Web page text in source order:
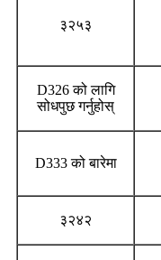
३२५३
D326 को लागि
सोधपुछ गर्नुहोस्
D333 को बारेमा
३२४२